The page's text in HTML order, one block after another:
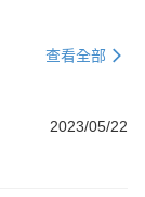
查看全部
2023/05/22